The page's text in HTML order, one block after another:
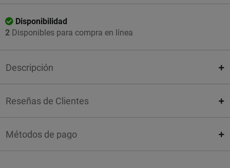
Disponibilidad
2 Disponibles para compra en línea
Descripción
Reseñas de Clientes
Métodos de pago